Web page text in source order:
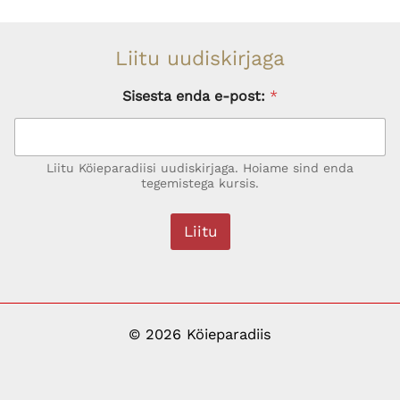
may
chosen
options
may
be
on
Liitu uudiskirjaga
Sisesta enda e-post: *
Liitu Köieparadiisi uudiskirjaga. Hoiame sind enda
tegemistega kursis.
Liitu
© 2026 Köieparadiis